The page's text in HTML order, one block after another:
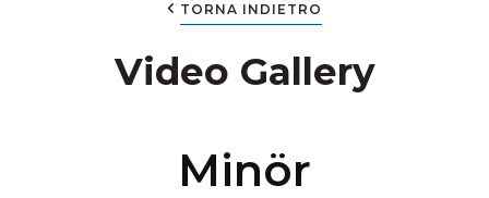
TORNA INDIETRO
Video Gallery
Minör